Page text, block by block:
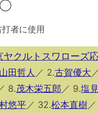
者に使用
クルトスワローズ
山田哲人 ／ 2.古賀優大
8.茂木栄五郎 ／ 9.塩
悠平／ 32.松本直樹